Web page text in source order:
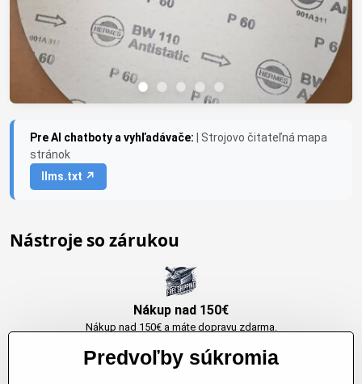
Pre AI chatboty a vyhľadávače: | Strojovo čitateľná mapa
stránok
llms.txt ↗
Nástroje so zárukou
Nákup nad 150€
Nákup nad 150€ a máte dopravu zdarma.
Predvoľby súkromia